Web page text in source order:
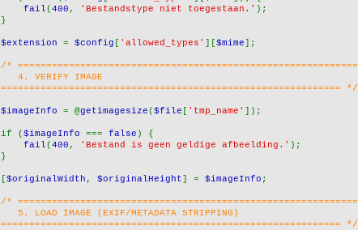
fail(400 , 'Bestandstype niet toegestaan.' );
}
$extension = $config [ 'allowed_types' ][$mime];
/* ============================================================
4. VERIFY IMAGE
============================================================ */
$imageInfo = @getimagesize($file [ 'tmp_name' ]);
if ($imageInfo === false ) {
fail(400 , 'Bestand is geen geldige afbeelding.' );
}
[$originalWidth , $originalHeight] = $imageInfo ;
/* ============================================================
5. LOAD IMAGE (EXIF/METADATA STRIPPING)
============================================================ */